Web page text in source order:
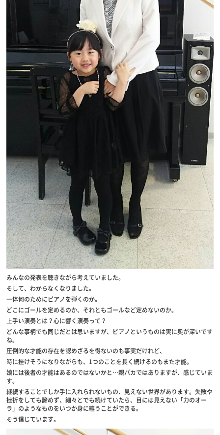
みんなの発表を聴きながら考えていました。
そして、わからなくなりました。
一体何のためにピアノを弾くのか。
どこにゴールを定めるのか、それともゴールなど定めないのか。
上手い演奏とは？心に響く演奏って？
どんな事柄でも同じだとは思いますが、ピアノというものは実に奥が深いです
ね。
圧倒的な才能の存在を認めざるを得ないのも事実だけれど、
時に挫けそうになりながらも、1つのことを長く続けるのもまた才能。
娘には後者の才能はあるのではないかと…親バカではありますが、感じていま
す。
継続することでしか手に入れられないもの、見えない世界があります。失敗や
挫折をしても諦めず、細々とでも続けていたら、目には見えない「力のオー
ラ」のようなものをいつか身に纏うことができる。
そう信じています。